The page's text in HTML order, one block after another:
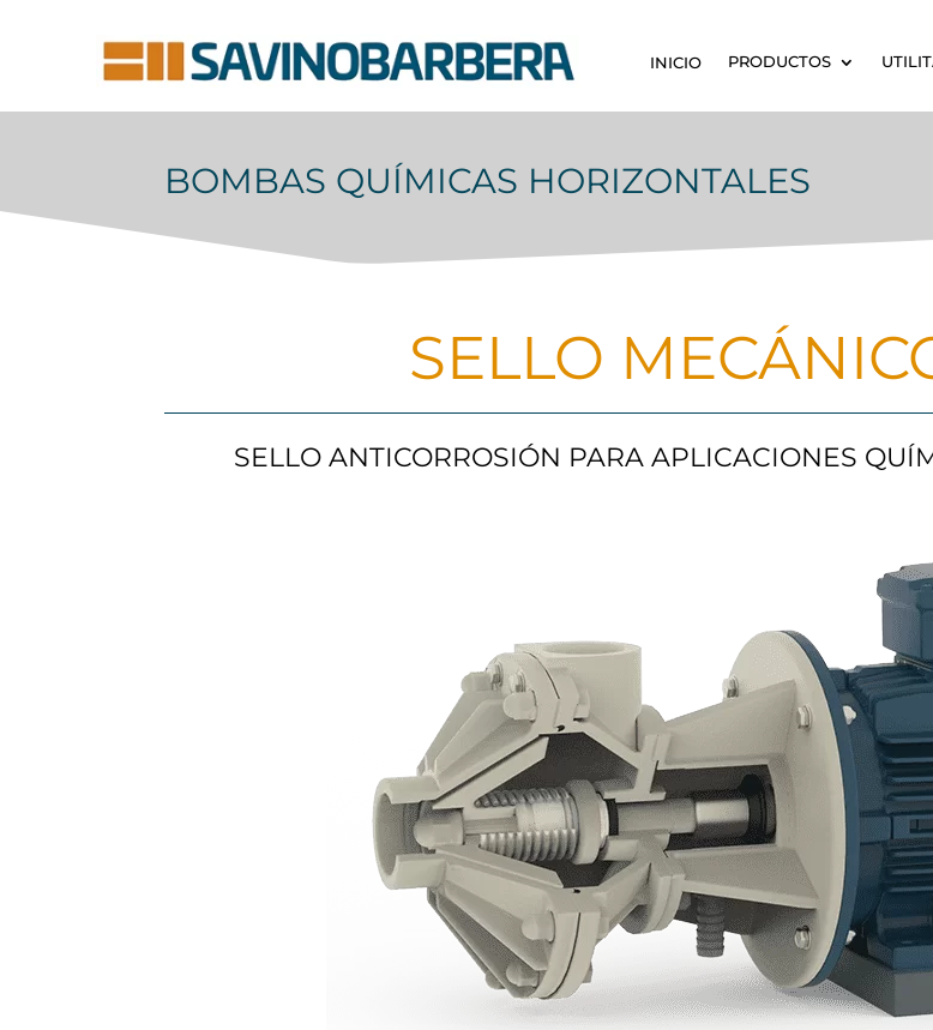
INICIO PRODUCTOS
BOMBAS QUÍMICAS HORIZONTALES
SELLO
SELLO ANTICORROSIÓN PARA APLICACIONES